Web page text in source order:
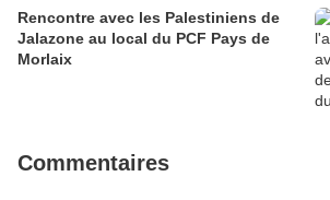
Rencontre avec les Palestiniens de
Jalazone au local du PCF Pays de
Morlaix
Commentaires